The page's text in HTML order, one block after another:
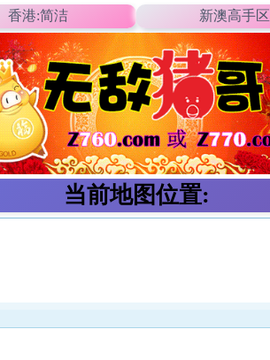
香港:简洁 新澳高手区
当前地图位置: